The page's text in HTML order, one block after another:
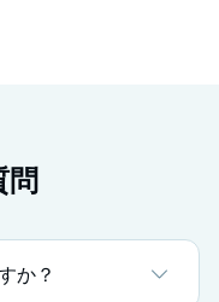
問
か？